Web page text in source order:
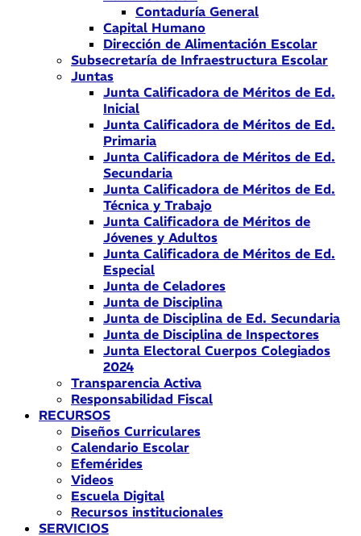
Contaduría General
Capital Humano
Dirección de Alimentación Escolar
Subsecretaría de Infraestructura Escolar
Juntas
Junta Calificadora de Méritos de Ed.
Inicial
Junta Calificadora de Méritos de Ed.
Primaria
Junta Calificadora de Méritos de Ed.
Secundaria
Junta Calificadora de Méritos de Ed.
Técnica y Trabajo
Junta Calificadora de Méritos de
Jóvenes y Adultos
Junta Calificadora de Méritos de Ed.
Especial
Junta de Celadores
Junta de Disciplina
Junta de Disciplina de Ed. Secundaria
Junta de Disciplina de Inspectores
Junta Electoral Cuerpos Colegiados
2024
Transparencia Activa
Responsabilidad Fiscal
RECURSOS
Diseños Curriculares
Calendario Escolar
Efemérides
Videos
Escuela Digital
Recursos institucionales
SERVICIOS